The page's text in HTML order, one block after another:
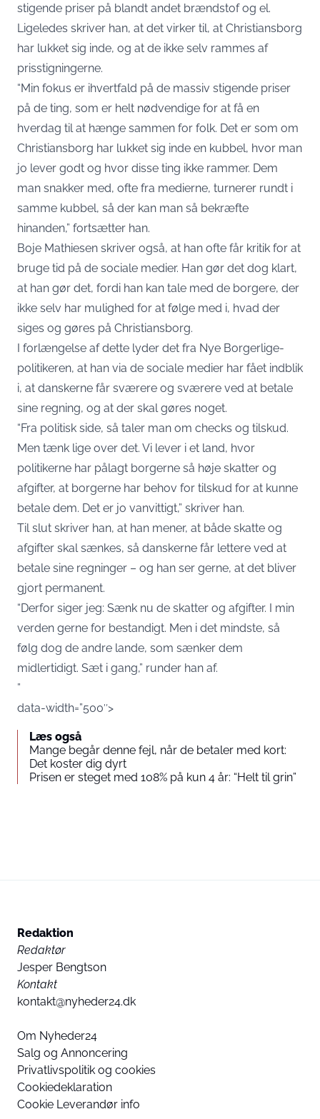
stigende priser på blandt andet brændstof og el.
Ligeledes skriver han, at det virker til, at Christiansborg
har lukket sig inde, og at de ikke selv rammes af
prisstigningerne.
“Min fokus er ihvertfald på de massiv stigende priser
på de ting, som er helt nødvendige for at få en
hverdag til at hænge sammen for folk. Det er som om
Christiansborg har lukket sig inde en kubbel, hvor man
jo lever godt og hvor disse ting ikke rammer. Dem
man snakker med, ofte fra medierne, turnerer rundt i
samme kubbel, så der kan man så bekræfte
hinanden,” fortsætter han.
Boje Mathiesen skriver også, at han ofte får kritik for at
bruge tid på de sociale medier. Han gør det dog klart,
at han gør det, fordi han kan tale med de borgere, der
ikke selv har mulighed for at følge med i, hvad der
siges og gøres på Christiansborg.
I forlængelse af dette lyder det fra Nye Borgerlige-
politikeren, at han via de sociale medier har fået indblik
i, at danskerne får sværere og sværere ved at betale
sine regning, og at der skal gøres noget.
“Fra politisk side, så taler man om checks og tilskud.
Men tænk lige over det. Vi lever i et land, hvor
politikerne har pålagt borgerne så høje skatter og
afgifter, at borgerne har behov for tilskud for at kunne
betale dem. Det er jo vanvittigt,” skriver han.
Til slut skriver han, at han mener, at både skatte og
afgifter skal sænkes, så danskerne får lettere ved at
betale sine regninger – og han ser gerne, at det bliver
gjort permanent.
“Derfor siger jeg: Sænk nu de skatter og afgifter. I min
verden gerne for bestandigt. Men i det mindste, så
følg dog de andre lande, som sænker dem
midlertidigt. Sæt i gang,” runder han af.
”
data-width=”500″>
Læs også
Mange begår denne fejl, når de betaler med kort:
Det koster dig dyrt
Prisen er steget med 108% på kun 4 år: “Helt til grin”
Redaktion
Redaktør
Jesper Bengtson
Kontakt
kontakt@nyheder24.dk
Om Nyheder24
Salg og Annoncering
Privatlivspolitik og cookies
Cookiedeklaration
Cookie Leverandør info